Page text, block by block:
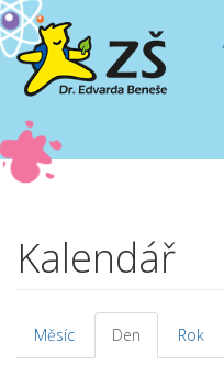
Přejít k hlavnímu obsahu
Kalendář
Hlavní záložky
Měsíc Den (aktivní
záložka)
Rok